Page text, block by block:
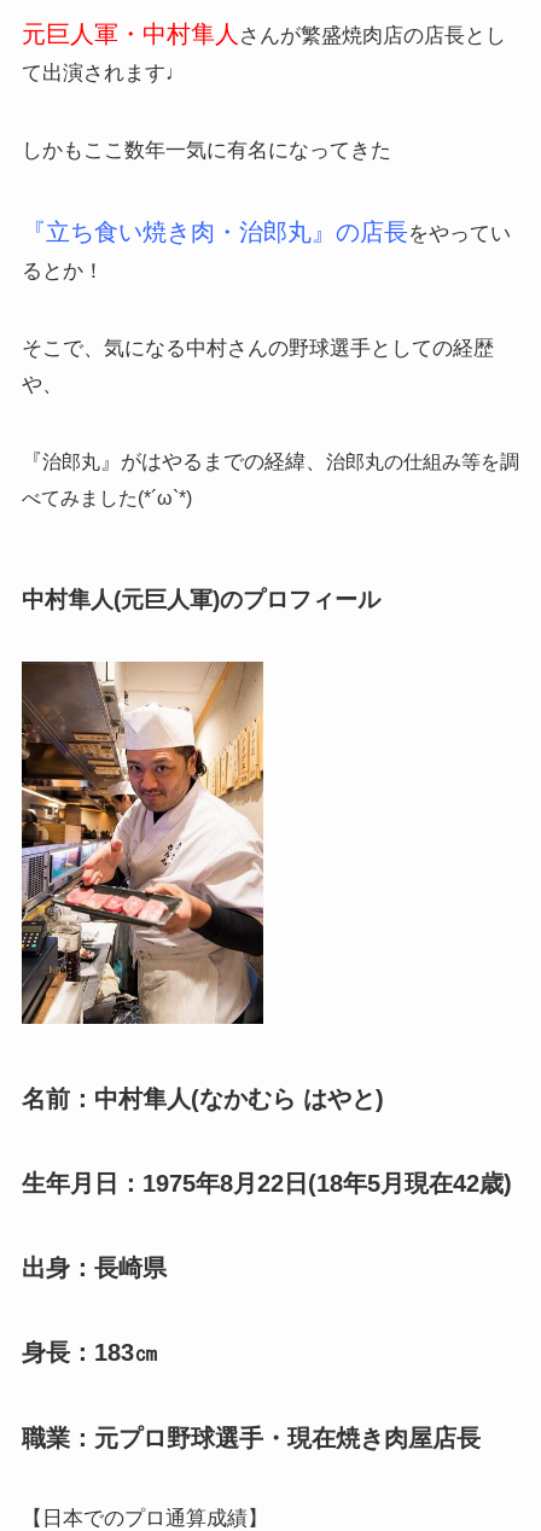
元巨人軍・中村隼人 さんが繁盛焼肉店の店長とし
て出演されます♩
しかもここ数年一気に有名になってきた
『立ち食い焼き肉・治郎丸』の店長をやってい
るとか！
そこで、気になる中村さんの野球選手としての経歴
や、
『治郎丸』がはやるまでの経緯、 治郎丸の仕組み等を調
べてみました(*´ω`*)
中村隼人(元巨人軍)のプロフィール
名前：中村隼人(なかむら はやと)
生年月日：1975年8月22日(18年5月現在42歳)
出身：長崎県
身長：183㎝
職業：元プロ野球選手・現在焼き肉屋店長
【日本でのプロ通算成績】